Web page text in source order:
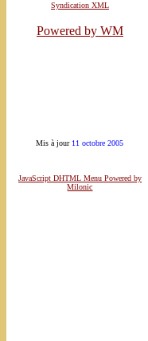
Syndication XML
Powered by WM
Mis à jour11 octobre 2005
JavaScript DHTML Menu Powered by
Milonic